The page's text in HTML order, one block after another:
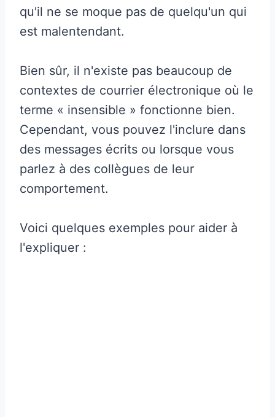
qu'il ne se moque pas de quelqu'un qui
est malentendant.
Bien sûr, il n'existe pas beaucoup de
contextes de courrier électronique où le
terme « insensible » fonctionne bien.
Cependant, vous pouvez l'inclure dans
des messages écrits ou lorsque vous
parlez à des collègues de leur
comportement.
Voici quelques exemples pour aider à
l'expliquer :